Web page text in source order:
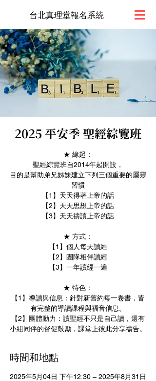
台北真理堂報名系統
2025 平安季 聖經綜覽班
★ 緣起：
聖經綜覽班自2014年起開設，
目的是幫助弟兄姊妹建立下列三個重要的屬靈
習慣
【1】天天得著上帝的話
【2】天天思想上帝的話
【3】天天禱讀上帝的話
★ 方式：
【1】個人每天讀經
【2】團隊相伴讀經
【3】一年讀經一遍
★ 特色：
【1】導讀與信息：針對新舊約每一卷書，皆
有完整的導讀課程與福音信息。
【2】團體動力：讀聖經不只是自己讀，還有
小組同伴的督促鼓勵，課堂上彼此分享禱告。
時間和地點
2025年5月04日 下午12:30 – 2025年8月31日